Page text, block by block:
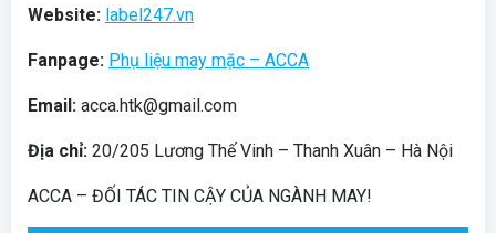
Website: label247.vn
Fanpage: Phụ liệu may mặc – ACCA
Email: acca.htk@gmail.com
Địa chỉ: 20/205 Lương Thế Vinh – Thanh Xuân – Hà Nội
ACCA – ĐỐI TÁC TIN CẬY CỦA NGÀNH MAY!